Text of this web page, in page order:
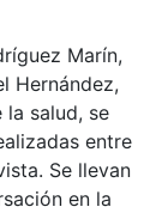
Marín,
Hernández,
salud, se
entre
Se llevan
en la